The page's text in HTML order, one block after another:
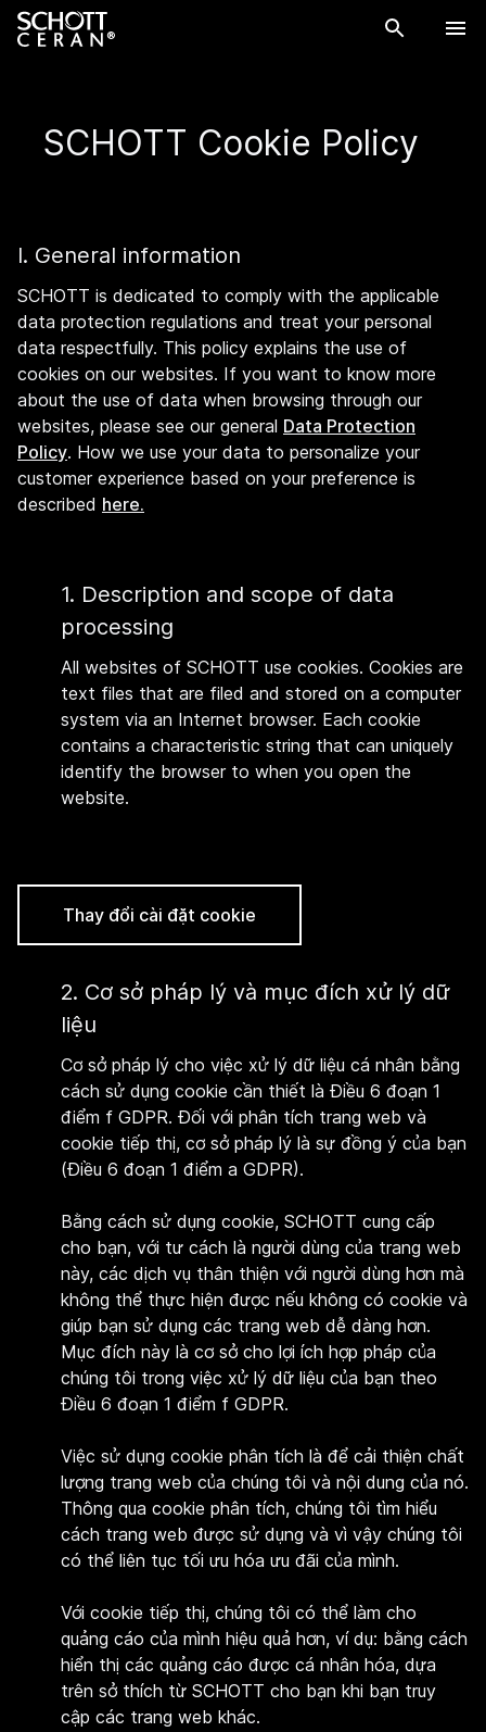
SCHOTT Cookie Policy
I. General information
SCHOTT is dedicated to comply with the applicable
data protection regulations and treat your personal
data respectfully. This policy explains the use of
cookies on our websites. If you want to know more
about the use of data when browsing through our
websites, please see our general Data Protection
Policy. How we use your data to personalize your
customer experience based on your preference is
described here.
1. Description and scope of data
processing
All websites of SCHOTT use cookies. Cookies are
text files that are filed and stored on a computer
system via an Internet browser. Each cookie
contains a characteristic string that can uniquely
identify the browser to when you open the
website.
Thay đổi cài đặt cookie
2. Cơ sở pháp lý và mục đích xử lý dữ
liệu
Cơ sở pháp lý cho việc xử lý dữ liệu cá nhân bằng
cách sử dụng cookie cần thiết là Điều 6 đoạn 1
điểm f GDPR. Đối với phân tích trang web và
cookie tiếp thị, cơ sở pháp lý là sự đồng ý của bạn
(Điều 6 đoạn 1 điểm a GDPR).
Bằng cách sử dụng cookie, SCHOTT cung cấp
cho bạn, với tư cách là người dùng của trang web
này, các dịch vụ thân thiện với người dùng hơn mà
không thể thực hiện được nếu không có cookie và
giúp bạn sử dụng các trang web dễ dàng hơn.
Mục đích này là cơ sở cho lợi ích hợp pháp của
chúng tôi trong việc xử lý dữ liệu của bạn theo
Điều 6 đoạn 1 điểm f GDPR.
Việc sử dụng cookie phân tích là để cải thiện chất
lượng trang web của chúng tôi và nội dung của nó.
Thông qua cookie phân tích, chúng tôi tìm hiểu
cách trang web được sử dụng và vì vậy chúng tôi
có thể liên tục tối ưu hóa ưu đãi của mình.
Với cookie tiếp thị, chúng tôi có thể làm cho
quảng cáo của mình hiệu quả hơn, ví dụ: bằng cách
hiển thị các quảng cáo được cá nhân hóa, dựa
trên sở thích từ SCHOTT cho bạn khi bạn truy
cập các trang web khác.